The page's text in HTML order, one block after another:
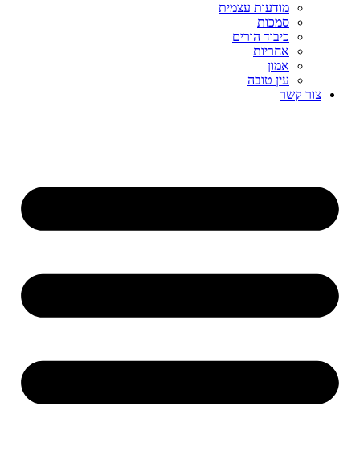
מודעות עצמית
סמכות
כיבוד הורים
אחריות
אמון
עין טובה
צור קשר